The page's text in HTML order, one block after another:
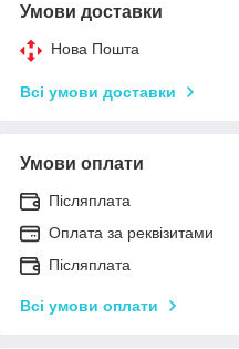
Умови доставки
Нова Пошта
Всі умови доставки
Умови оплати
Післяплата
Оплата за реквізитами
Післяплата
Всі умови оплати